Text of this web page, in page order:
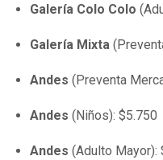
Galería Colo Colo
Galería Mixta
Andes (Preventa
Andes (Niños): $5.750
Andes (Adulto Mayor):